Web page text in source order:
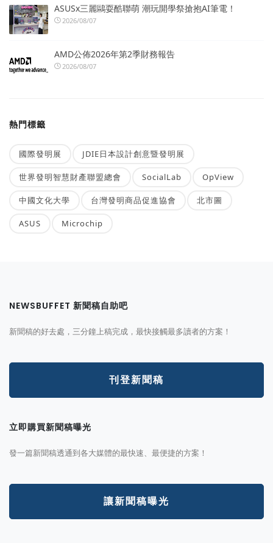
ASUSx三麗鷗耍酷聯萌 潮玩開學祭搶抱AI筆電！
2026/08/07
AMD公佈2026年第2季財務報告
2026/08/07
熱門標籤
國際發明展 JDIE日本設計創意暨發明展
世界發明智慧財產聯盟總會 SocialLab OpView
中國文化大學 台灣發明商品促進協會 北市圖
ASUS Microchip
NEWSBUFFET 新聞稿自助吧
新聞稿的好去處，三分鐘上稿完成，最快接觸最多讀者的方案！
刊登新聞稿
立即購買新聞稿曝光
發一篇新聞稿透通到各大媒體的最快速、最便捷的方案！
讓新聞稿曝光